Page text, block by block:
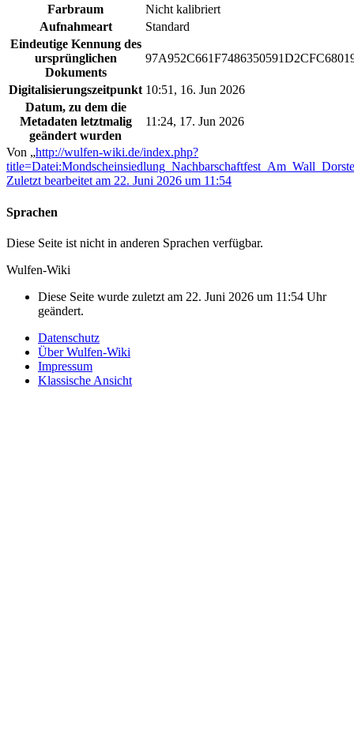
Farbraum
Nicht kalibriert
Aufnahmeart
Standard
Eindeutige Kennung des
ursprünglichen
Dokuments
Digitalisierungszeitpunkt 10:51, 16. Jun 2026
Datum, zu dem die
Metadaten letztmalig
geändert wurden
11:24, 17. Jun 2026
Von „http://wulfen-wiki.de/index.php?
Zuletzt bearbeitet am 22. Juni 2026 um 11:54
Sprachen
Diese Seite ist nicht in anderen Sprachen verfügbar.
Wulfen-Wiki
Diese Seite wurde zuletzt am 22. Juni 2026 um 11:54 Uhr
geändert.
Datenschutz
Über Wulfen-Wiki
Impressum
Klassische Ansicht